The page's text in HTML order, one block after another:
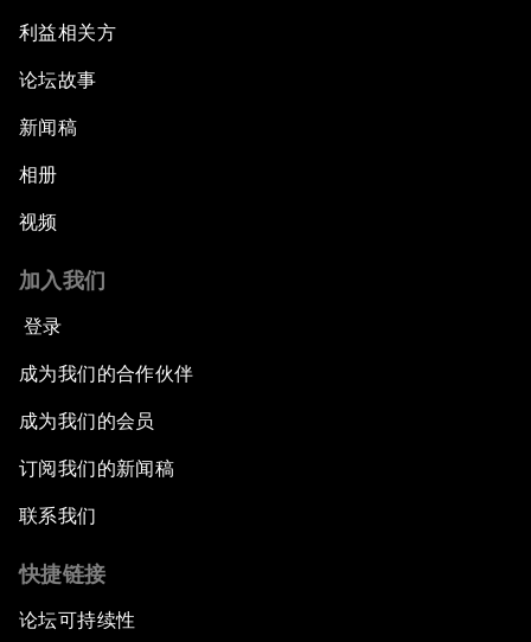
利益相关方
论坛故事
新闻稿
相册
视频
加入我们
登录
成为我们的合作伙伴
成为我们的会员
订阅我们的新闻稿
联系我们
快捷链接
论坛可持续性